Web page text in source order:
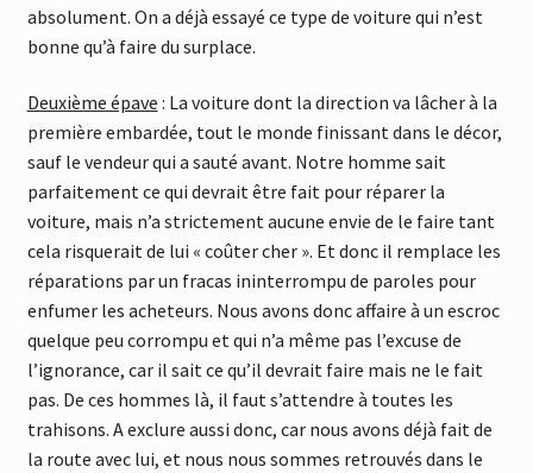
absolument. On a déjà essayé ce type de voiture qui n’est
bonne qu’à faire du surplace.
Deuxième épave : La voiture dont la direction va lâcher à la
première embardée, tout le monde finissant dans le décor,
sauf le vendeur qui a sauté avant. Notre homme sait
parfaitement ce qui devrait être fait pour réparer la
voiture, mais n’a strictement aucune envie de le faire tant
cela risquerait de lui « coûter cher ». Et donc il remplace les
réparations par un fracas ininterrompu de paroles pour
enfumer les acheteurs. Nous avons donc affaire à un escroc
quelque peu corrompu et qui n’a même pas l’excuse de
l’ignorance, car il sait ce qu’il devrait faire mais ne le fait
pas. De ces hommes là, il faut s’attendre à toutes les
trahisons. A exclure aussi donc, car nous avons déjà fait de
la route avec lui, et nous nous sommes retrouvés dans le